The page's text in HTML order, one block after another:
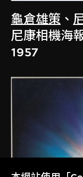
龜倉雄策 、
尼康相機海
1957